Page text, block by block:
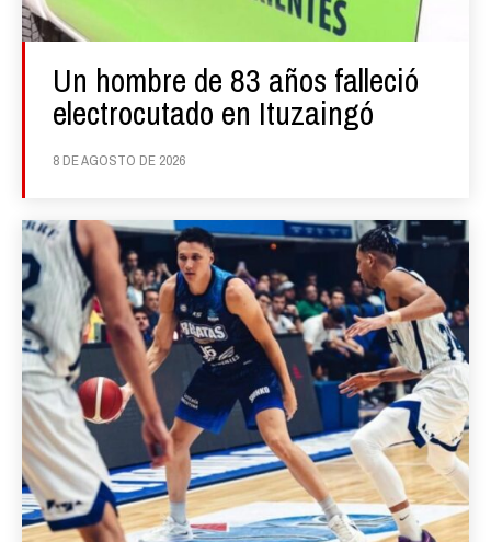
Un hombre de 83 años falleció
electrocutado en Ituzaingó
8 DE AGOSTO DE 2026